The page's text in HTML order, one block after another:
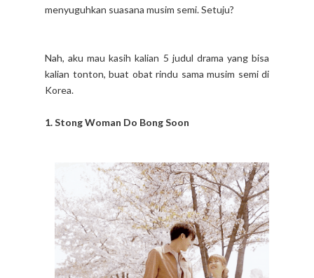
menyuguhkan suasana musim semi.Setuju?
Nah, aku mau kasih kalian 5 judul drama yang bisa
kalian tonton, buat obat rindu sama musim semi di
Korea.
1. Stong Woman Do Bong Soon